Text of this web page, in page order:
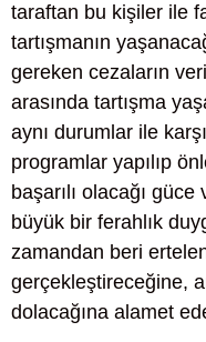
taraftan bu kişiler ile
tartışmanın
gereken cezaların
arasında tartışma
aynı durumlar ile
programlar yapılıp
başarılı olacağı
büyük bir ferahlık
zamandan beri
gerçekleştireceğine,
dolacağına alamet